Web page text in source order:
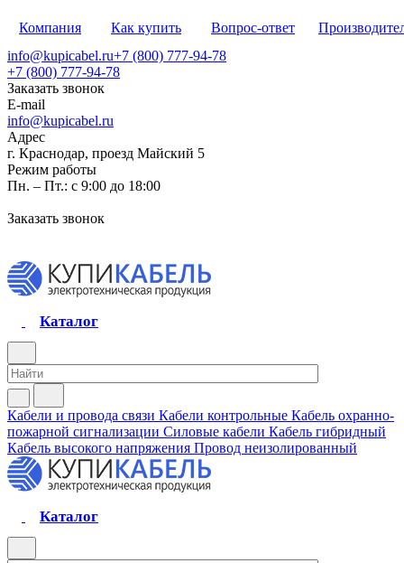
Компания Как купить Вопрос-ответ
info@kupicabel.ru+7 (800) 777-94-78
+7 (800) 777-94-78
Заказать звонок
E-mail
info@kupicabel.ru
Адрес
г. Краснодар, проезд Майский 5
Режим работы
Пн. – Пт.: с 9:00 до 18:00
Заказать звонок
Каталог
Кабели и провода связи Кабели контрольные Кабель охранно-
пожарной сигнализации Силовые кабели Кабель гибридный
Кабель высокого напряжения Провод неизолированный
Каталог